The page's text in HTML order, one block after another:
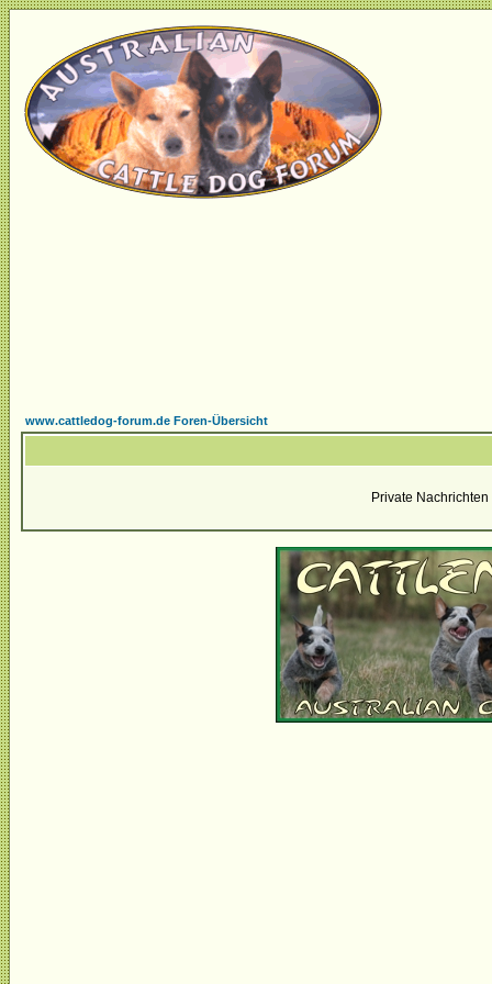
www.cattledog-forum.de Foren-Übersicht
Private